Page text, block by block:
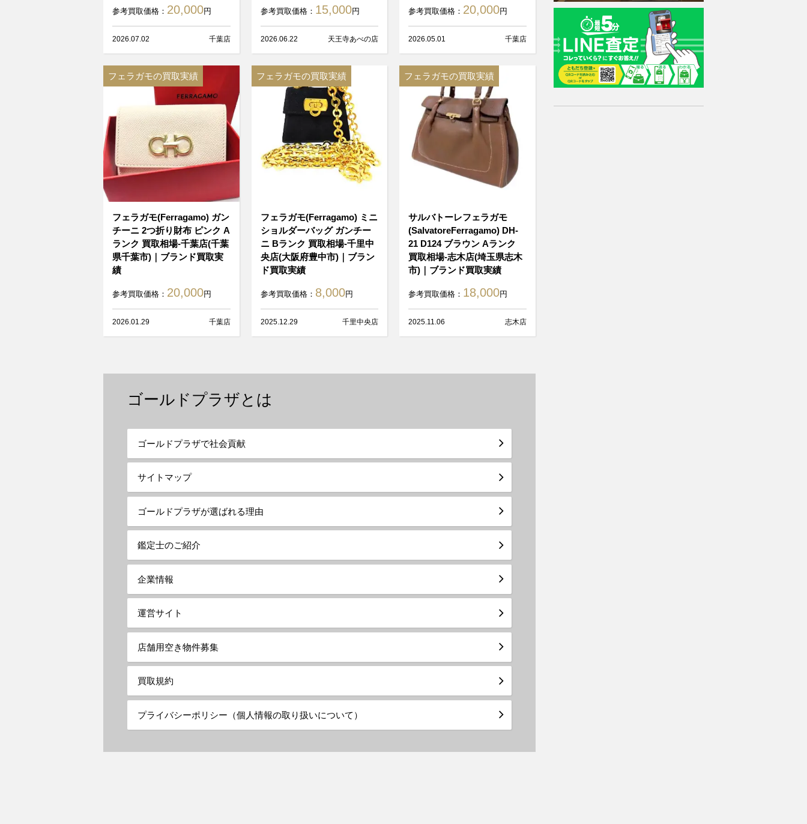
参考買取価格： 20,000円
2026.07.02 千葉店
参考買取価格： 15,000円
2026.06.22 天王寺あべの店
参考買取価格： 20,000円
2026.05.01 千葉店
フェラガモの買取実績
フェラガモ(Ferragamo) ガン
チーニ 2つ折り財布 ピンク A
ランク 買取相場-千葉店(千葉
県千葉市)｜ブランド買取実
績
参考買取価格： 20,000円
2026.01.29 千葉店
フェラガモの買取実績
フェラガモ(Ferragamo) ミニ
ショルダーバッグ ガンチー
ニ Bランク 買取相場-千里中
央店(大阪府豊中市)｜ブラン
ド買取実績
参考買取価格： 8,000円
2025.12.29 千里中央店
フェラガモの買取実績
サルバトーレフェラガモ
(SalvatoreFerragamo) DH-
21 D124 ブラウン Aランク
買取相場-志木店(埼玉県志木
市)｜ブランド買取実績
参考買取価格： 18,000円
2025.11.06 志木店
ゴールドプラザとは
ゴールドプラザで社会貢献
サイトマップ
ゴールドプラザが選ばれる理由
鑑定士のご紹介
企業情報
運営サイト
店舗用空き物件募集
買取規約
プライバシーポリシー（個人情報の取り扱いについて）